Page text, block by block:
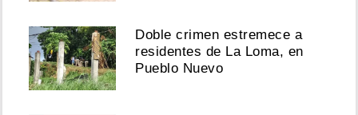
Doble crimen estremece a
residentes de La Loma, en
Pueblo Nuevo